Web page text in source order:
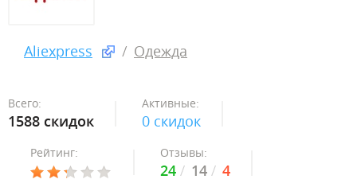
Aliexpress Одежда
Всего:
1588 скидок
Активные:
0 скидок
Рейтинг: Отзывы:
24 14 4